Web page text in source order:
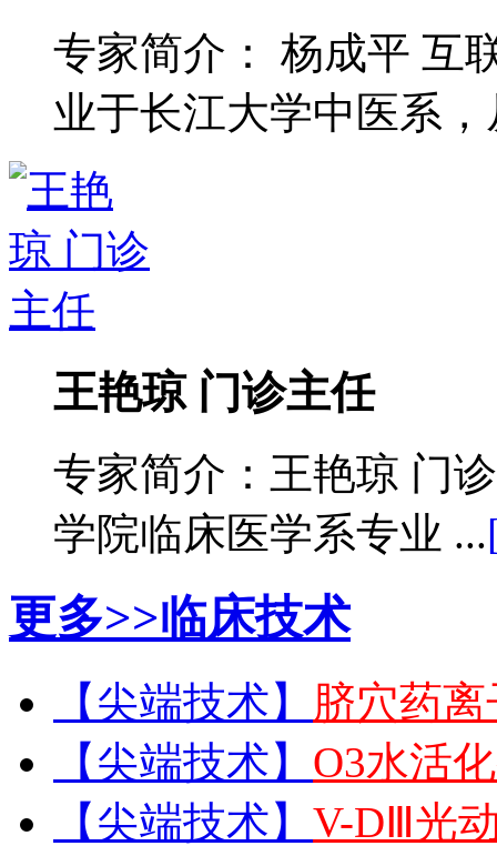
专家简介： 杨成平 互
业于长江大学中医系，
王艳琼 门诊主任
专家简介：王艳琼 门
学院临床医学系专业 ...
更多>>临床技术
【尖端技术】 脐穴药
【尖端技术】 O3水活
【尖端技术】 V-DⅢ光